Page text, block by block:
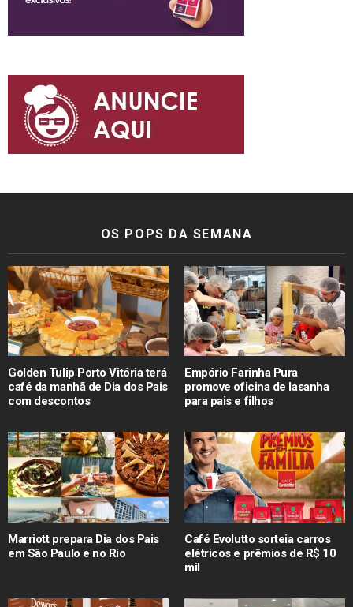
OS POPS DA SEMANA
Golden Tulip Porto Vitória terá
café da manhã de Dia dos Pais
com descontos
Empório Farinha Pura
promove oficina de lasanha
para pais e filhos
Marriott prepara Dia dos Pais
em São Paulo e no Rio
Café Evolutto sorteia carros
elétricos e prêmios de R$ 10
mil